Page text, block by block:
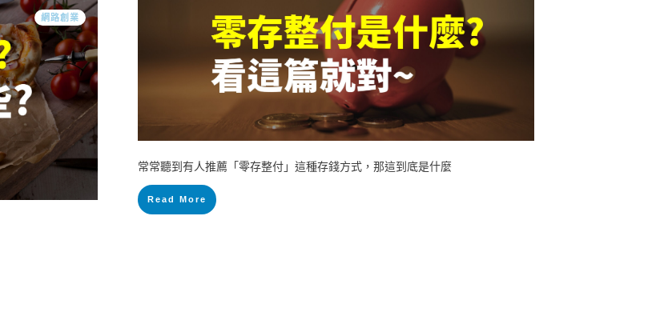
常常聽到有人推薦「零存整付」這種存錢方式，那這到底是什麼
Read More
網路創業